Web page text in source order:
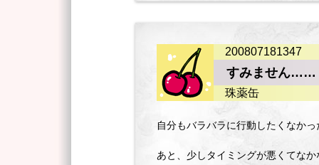
200807181347
すみません……
珠薬缶
自分もバラバラに行動したくなか
あと、少しタイミングが悪くてな